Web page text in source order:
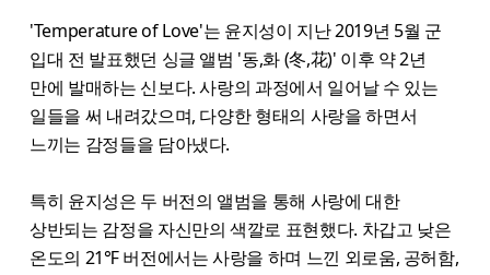
'Temperature of Love'는 윤지성이 지난 2019년 5월 군
입대 전 발표했던 싱글 앨범 '동,화 (冬,花)' 이후 약 2년
만에 발매하는 신보다. 사랑의 과정에서 일어날 수 있는
일들을 써 내려갔으며, 다양한 형태의 사랑을 하면서
느끼는 감정들을 담아냈다.
특히 윤지성은 두 버전의 앨범을 통해 사랑에 대한
상반되는 감정을 자신만의 색깔로 표현했다. 차갑고 낮은
온도의 21℉ 버전에서는 사랑을 하며 느낀 외로움, 공허함,